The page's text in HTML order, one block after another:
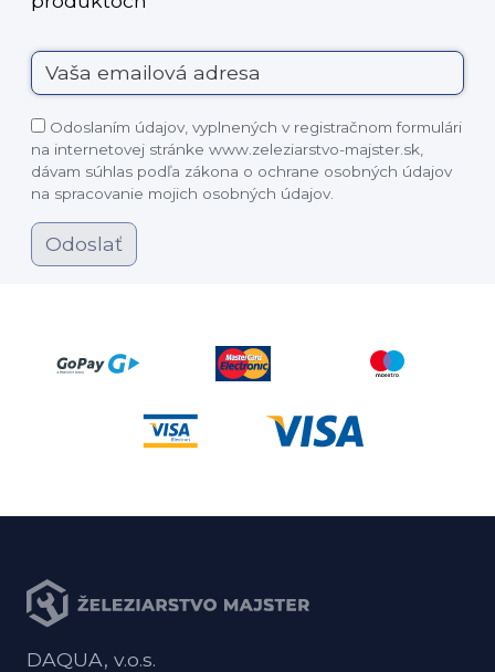
Odoslaním údajov, vyplnených v registračnom formulári
na internetovej stránke www.zeleziarstvo-majster.sk,
dávam súhlas podľa zákona o ochrane osobných údajov
na spracovanie mojich osobných údajov.
Odoslať
DAQUA, v.o.s.